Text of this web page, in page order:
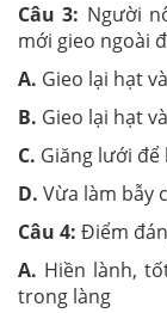
Câu 3: Người
mới gieo ngoài
A. Gieo lại hạt
B. Gieo lại hạt
C. Giăng lưới để
D. Vừa làm bẫy
Câu 4: Điểm
A. Hiền lành,
trong làng